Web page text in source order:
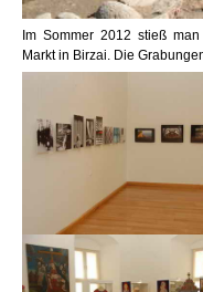
Im Sommer 2012 stieß
Markt in Birzai. Die